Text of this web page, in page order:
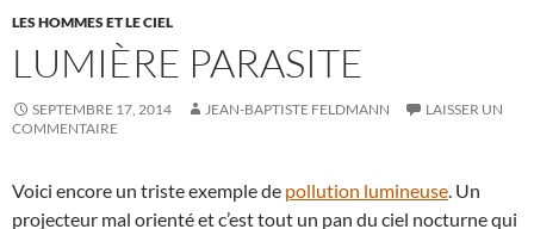
LES HOMMES ET LE CIEL
LUMIÈRE PARASITE
SEPTEMBRE 17, 2014 JEAN-BAPTISTE FELDMANN
LAISSER UN
COMMENTAIRE
Voici encore un triste exemple de pollution lumineuse . Un
projecteur mal orienté et c’est tout un pan du ciel nocturne qui